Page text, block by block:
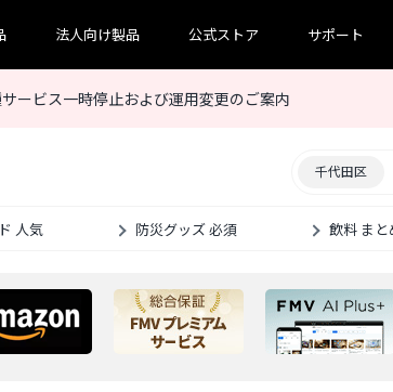
法人向け製品 公式ストア サポート
ービス一時停止および運用変更のご案内
千代田区
人気 防災グッズ 必須 飲料 まと